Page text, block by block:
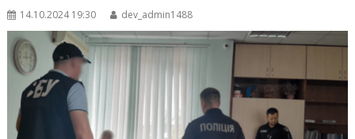
14.10.2024 19:30 dev_admin1488